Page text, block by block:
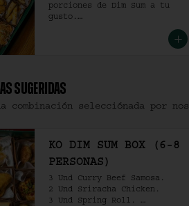
porciones de Dim Sum a tu
gusto.
SUGERIDAS
combinación selecciónada por
KO DIM SUM BOX (6-8
PERSONAS)
3 Und Curry Beef Samosa.
2 Und Sriracha Chicken.
3 Und Spring Roll.